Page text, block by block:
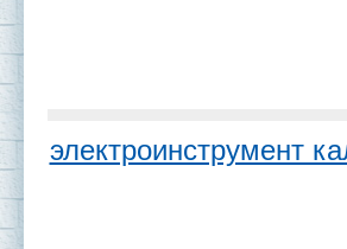
электроинструмент